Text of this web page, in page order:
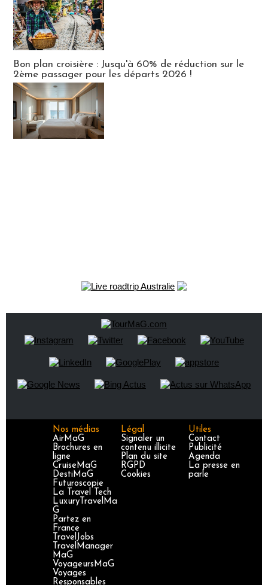
Bon plan croisière : Jusqu'à 60% de réduction sur le
2ème passager pour les départs 2026 !
Nos médias
AirMaG
Brochures en
ligne
CruiseMaG
DestiMaG
Futuroscopie
La Travel Tech
LuxuryTravelMa
G
Partez en
France
TravelJobs
TravelManager
MaG
VoyageursMaG
Voyages
Responsables
Légal
Signaler un
contenu illicite
Plan du site
RGPD
Cookies
Utiles
Contact
Publicité
Agenda
La presse en
parle